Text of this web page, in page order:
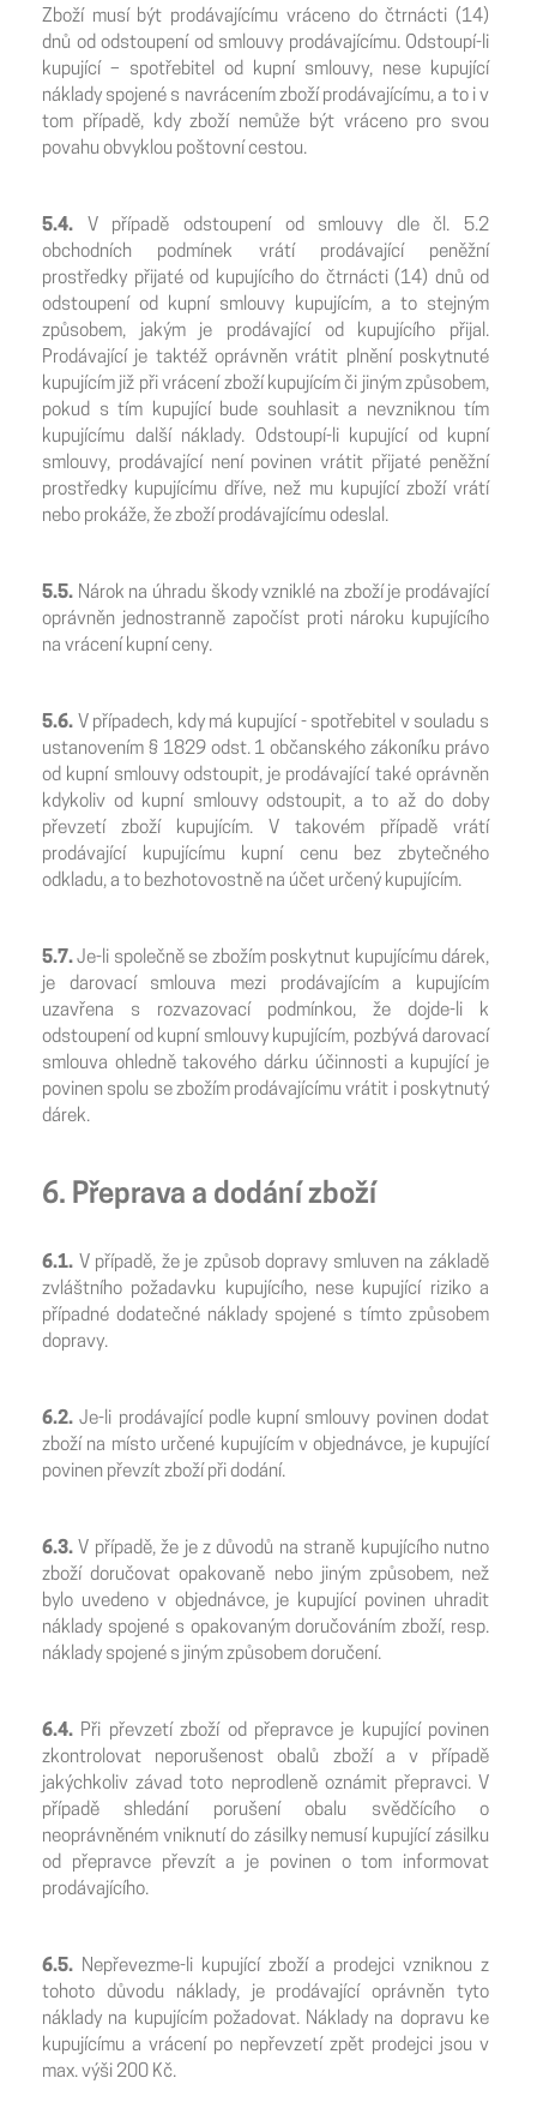
Zboží musí být prodávajícímu vráceno do čtrnácti (14)
dnů od odstoupení od smlouvy prodávajícímu. Odstoupí-li
kupující – spotřebitel od kupní smlouvy, nese kupující
náklady spojené s navrácením zboží prodávajícímu, a to i v
tom případě, kdy zboží nemůže být vráceno pro svou
povahu obvyklou poštovní cestou.
5.4. V případě odstoupení od smlouvy dle čl. 5.2
obchodních podmínek vrátí prodávající peněžní
prostředky přijaté od kupujícího do čtrnácti (14) dnů od
odstoupení od kupní smlouvy kupujícím, a to stejným
způsobem, jakým je prodávající od kupujícího přijal.
Prodávající je taktéž oprávněn vrátit plnění poskytnuté
kupujícím již při vrácení zboží kupujícím či jiným způsobem,
pokud s tím kupující bude souhlasit a nevzniknou tím
kupujícímu další náklady. Odstoupí-li kupující od kupní
smlouvy, prodávající není povinen vrátit přijaté peněžní
prostředky kupujícímu dříve, než mu kupující zboží vrátí
nebo prokáže, že zboží prodávajícímu odeslal.
5.5. Nárok na úhradu škody vzniklé na zboží je prodávající
oprávněn jednostranně započíst proti nároku kupujícího
na vrácení kupní ceny.
5.6. V případech, kdy má kupující - spotřebitel v souladu s
ustanovením § 1829 odst. 1 občanského zákoníku právo
od kupní smlouvy odstoupit, je prodávající také oprávněn
kdykoliv od kupní smlouvy odstoupit, a to až do doby
převzetí zboží kupujícím. V takovém případě vrátí
prodávající kupujícímu kupní cenu bez zbytečného
odkladu, a to bezhotovostně na účet určený kupujícím.
5.7.Je-li společně se zbožím poskytnut kupujícímu dárek,
je darovací smlouva mezi prodávajícím a kupujícím
uzavřena s rozvazovací podmínkou, že dojde-li k
odstoupení od kupní smlouvy kupujícím, pozbývá darovací
smlouva ohledně takového dárku účinnosti a kupující je
povinen spolu se zbožím prodávajícímu vrátit i poskytnutý
dárek.
6. Přeprava a dodání zboží
6.1. V případě, že je způsob dopravy smluven na základě
zvláštního požadavku kupujícího, nese kupující riziko a
případné dodatečné náklady spojené s tímto způsobem
dopravy.
6.2.Je-li prodávající podle kupní smlouvy povinen dodat
zboží na místo určené kupujícím v objednávce, je kupující
povinen převzít zboží při dodání.
6.3. V případě, že je z důvodů na straně kupujícího nutno
zboží doručovat opakovaně nebo jiným způsobem, než
bylo uvedeno v objednávce, je kupující povinen uhradit
náklady spojené s opakovaným doručováním zboží, resp.
náklady spojené s jiným způsobem doručení.
6.4. Při převzetí zboží od přepravce je kupující povinen
zkontrolovat neporušenost obalů zboží a v případě
jakýchkoliv závad toto neprodleně oznámit přepravci. V
případě shledání porušení obalu svědčícího o
neoprávněném vniknutí do zásilky nemusí kupující zásilku
od přepravce převzít a je povinen o tom informovat
prodávajícího.
6.5. Nepřevezme-li kupující zboží a prodejci vzniknou z
tohoto důvodu náklady, je prodávající oprávněn tyto
náklady na kupujícím požadovat. Náklady na dopravu ke
kupujícímu a vrácení po nepřevzetí zpět prodejci jsou v
max. výši 200 Kč.